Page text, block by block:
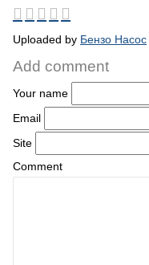
Uploaded by Бензо Насос
Add comment
Your name
Email
Site
Comment